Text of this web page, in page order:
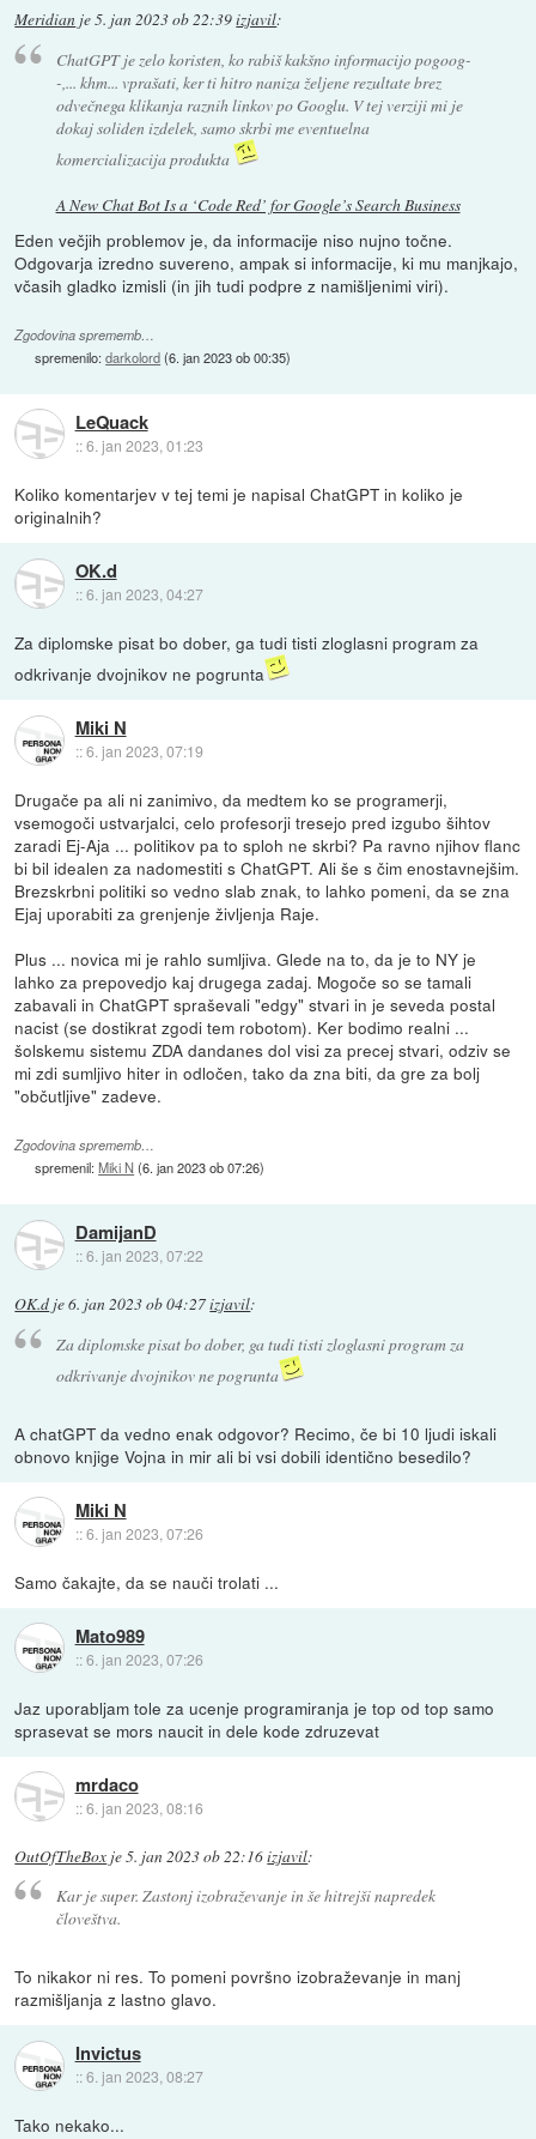
Meridian je5. jan 2023 ob 22:39izjavil:
ChatGPT je zelo koristen, ko rabiš kakšno informacijo pogoog-
-,... khm... vprašati, ker ti hitro naniza željene rezultate brez
odvečnega klikanja raznih linkov po Googlu. V tej verziji mi je
dokaj soliden izdelek, samo skrbi me eventuelna
komercializacija produkta
A New Chat Bot Is a ‘Code Red’ for Google’s Search Business
Eden večjih problemov je, da informacije niso nujno točne.
Odgovarja izredno suvereno, ampak si informacije, ki mu manjkajo,
včasih gladko izmisli (in jih tudi podpre z namišljenimi viri).
Zgodovina sprememb…
spremenilo:darkolord(6. jan 2023 ob 00:35)
LeQuack
::6. jan 2023, 01:23
Koliko komentarjev v tej temi je napisal ChatGPT in koliko je
originalnih?
OK.d
::6. jan 2023, 04:27
Za diplomske pisat bo dober, ga tudi tisti zloglasni program za
odkrivanje dvojnikov ne pogrunta
Miki N
::6. jan 2023, 07:19
Drugače pa ali ni zanimivo, da medtem ko se programerji,
vsemogoči ustvarjalci, celo profesorji tresejo pred izgubo šihtov
zaradi Ej-Aja ... politikov pa to sploh ne skrbi? Pa ravno njihov flanc
bi bil idealen za nadomestiti s ChatGPT. Ali še s čim enostavnejšim.
Brezskrbni politiki so vedno slab znak, to lahko pomeni, da se zna
Ejaj uporabiti za grenjenje življenja Raje.
Plus ... novica mi je rahlo sumljiva. Glede na to, da je to NY je
lahko za prepovedjo kaj drugega zadaj. Mogoče so se tamali
zabavali in ChatGPT spraševali "edgy" stvari in je seveda postal
nacist (se dostikrat zgodi tem robotom). Ker bodimo realni ...
šolskemu sistemu ZDA dandanes dol visi za precej stvari, odziv se
mi zdi sumljivo hiter in odločen, tako da zna biti, da gre za bolj
"občutljive" zadeve.
Zgodovina sprememb…
spremenil:Miki N(6. jan 2023 ob 07:26)
DamijanD
::6. jan 2023, 07:22
OK.d je6. jan 2023 ob 04:27izjavil:
Za diplomske pisat bo dober, ga tudi tisti zloglasni program za
odkrivanje dvojnikov ne pogrunta
A chatGPT da vedno enak odgovor? Recimo, če bi 10 ljudi iskali
obnovo knjige Vojna in mir ali bi vsi dobili identično besedilo?
Miki N
::6. jan 2023, 07:26
Samo čakajte, da se nauči trolati ...
Mato989
::6. jan 2023, 07:26
Jaz uporabljam tole za ucenje programiranja je top od top samo
sprasevat se mors naucit in dele kode zdruzevat
mrdaco
::6. jan 2023, 08:16
OutOfTheBox je5. jan 2023 ob 22:16izjavil:
Kar je super. Zastonj izobraževanje in še hitrejši napredek
človeštva.
To nikakor ni res. To pomeni površno izobraževanje in manj
razmišljanja z lastno glavo.
Invictus
::6. jan 2023, 08:27
Tako nekako...